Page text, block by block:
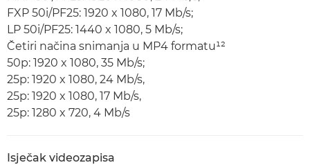
FXP 50i/PF25: 1920 x 1080, 17 Mb/s;
LP 50i/PF25: 1440 x 1080, 5 Mb/s;
Četiri načina snimanja u MP4 formatu¹²
50p: 1920 x 1080, 35 Mb/s;
25p: 1920 x 1080, 24 Mb/s,
25p: 1920 x 1080, 17 Mb/s,
25p: 1280 x 720, 4 Mb/s
Isječak videozapisa